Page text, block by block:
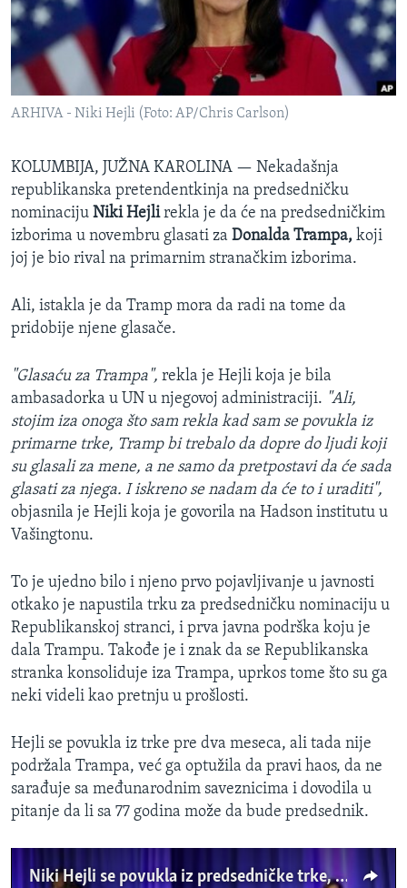
SPORT
INTERVJU
ARHIVA - Niki Hejli (Foto: AP/Chris Carlson)
KOLUMBIJA, JUŽNA KAROLINA — Nekadašnja
republikanska pretendentkinja na predsedničku
nominaciju Niki Hejlirekla je da će na predsedničkim
izborima u novembru glasati za Donalda Trampa, koji
joj je bio rival na primarnim stranačkim izborima.
Ali, istakla je da Tramp mora da radi na tome da
pridobije njene glasače.
"Glasaću za Trampa", rekla je Hejli koja je bila
ambasadorka u UN u njegovoj administraciji. "Ali,
stojim iza onoga što sam rekla kad sam se povukla iz
primarne trke, Tramp bi trebalo da dopre do ljudi koji
su glasali za mene, a ne samo da pretpostavi da će sada
glasati za njega. I iskreno se nadam da će to i uraditi",
objasnila je Hejli koja je govorila na Hadson institutu u
Vašingtonu.
To je ujedno bilo i njeno prvo pojavljivanje u javnosti
otkako je napustila trku za predsedničku nominaciju u
Republikanskoj stranci, i prva javna podrška koju je
dala Trampu. Takođe je i znak da se Republikanska
stranka konsoliduje iza Trampa, uprkos tome što su ga
neki videli kao pretnju u prošlosti.
Hejli se povukla iz trke pre dva meseca, ali tada nije
podržala Trampa, već ga optužila da pravi haos, da ne
sarađuje sa međunarodnim saveznicima i dovodila u
pitanje da li sa 77 godina može da bude predsednik.
Niki Hejli se povukla iz predsedničke trke, ali nije podržala Trampa